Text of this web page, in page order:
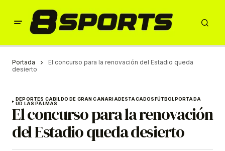
Portada
El concurso para la renovación del Estadio queda
desierto
DEPORTES CABILDO DE GRAN CANARIADESTACADOSFÚTBOLPORTADA
UD LAS PALMAS
El concurso para la renovación
del Estadio queda desierto